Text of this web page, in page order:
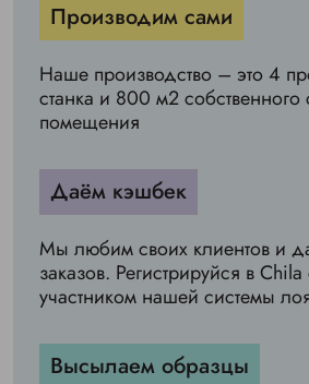
Производим сами
Наше производство – это 4
станка и 800 м2 собственного
помещения
Даём кэшбек
Мы любим своих клиентов и
заказов. Регистрируйся в
участником нашей системы
Высылаем образцы